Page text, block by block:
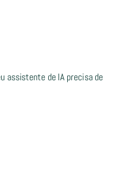
assistente de IA precisa de